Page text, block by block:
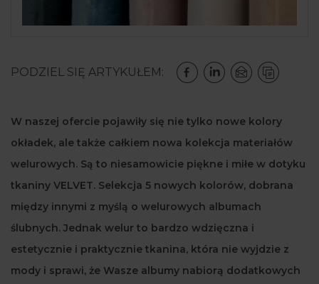
PODZIEL SIĘ ARTYKUŁEM:
W naszej ofercie pojawiły się nie tylko nowe kolory
okładek, ale także całkiem nowa kolekcja materiałów
welurowych. Są to niesamowicie piękne i miłe w dotyku
tkaniny VELVET. Selekcja 5 nowych kolorów, dobrana
między innymi z myślą o welurowych albumach
ślubnych. Jednak welur to bardzo wdzięczna i
estetycznie i praktycznie tkanina, która nie wyjdzie z
mody i sprawi, że Wasze albumy nabiorą dodatkowych